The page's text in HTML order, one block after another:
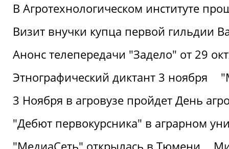
В Агротехнологическом институте
Визит внучки купца первой гильдии
Анонс телепередачи "Задело" от 29
Этнографический диктант 3 ноября
3 Ноября в агровузе пройдет День
"Дебют первокурсника" в аграрном
"МедиаСеть" открылась в Тюмени